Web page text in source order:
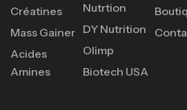
Protein Matrix –
PROTEIN
د.ت
Créatines
Mass Gainer
Acides
Amines
Nutrtion
DY Nutrition
Olimp
Biotech USA